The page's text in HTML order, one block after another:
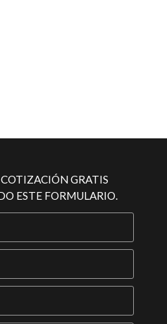
GRATIS
ESTE FORMULARIO.